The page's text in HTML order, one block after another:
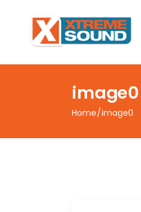
image0
Home image0